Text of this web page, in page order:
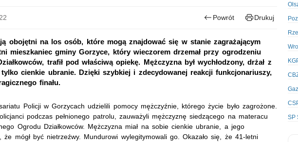
Powrót Drukuj
obojętni na los osób, które mogą znajdować się w stanie zagrażającym
mieszkaniec gminy Gorzyce, który wieczorem drzemał przy ogrodzeniu
trafił pod właściwą opiekę. Mężczyzna był wychłodzony, drżał z
cienkie ubranie. Dzięki szybkiej i zdecydowanej reakcji funkcjonariuszy,
finału.
Policji w Gorzycach udzielili pomocy mężczyźnie, którego życie było zagrożone.
podczas pełnionego patrolu, zauważyli mężczyznę siedzącego na materacu
Ogrodu Działkowców. Mężczyzna miał na sobie cienkie ubranie, a jego
że mógł być nietrzeźwy. Mundurowi wylegitymowali go. Okazało się, że 41-letni
SP